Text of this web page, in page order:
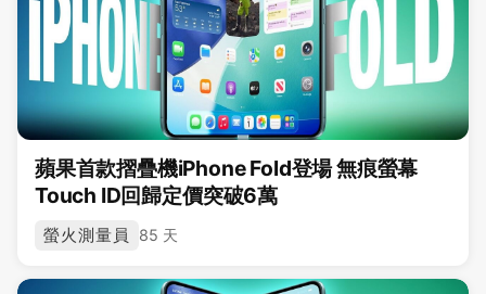
蘋果首款摺疊機iPhone Fold登場 無痕螢幕
Touch ID回歸定價突破6萬
螢火測量員 85 天